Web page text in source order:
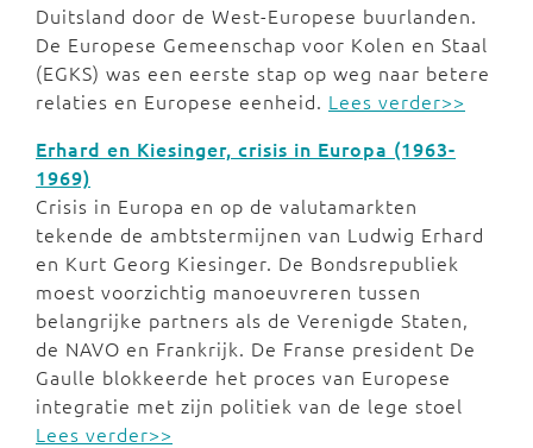
Duitsland door de West-Europese buurlanden.
De Europese Gemeenschap voor Kolen en Staal
(EGKS) was een eerste stap op weg naar betere
relaties en Europese eenheid. Lees verder>>
Erhard en Kiesinger, crisis in Europa (1963-
1969)
Crisis in Europa en op de valutamarkten
tekende de ambtstermijnen van Ludwig Erhard
en Kurt Georg Kiesinger. De Bondsrepubliek
moest voorzichtig manoeuvreren tussen
belangrijke partners als de Verenigde Staten,
de NAVO en Frankrijk. De Franse president De
Gaulle blokkeerde het proces van Europese
integratie met zijn politiek van de lege stoel
Lees verder>>